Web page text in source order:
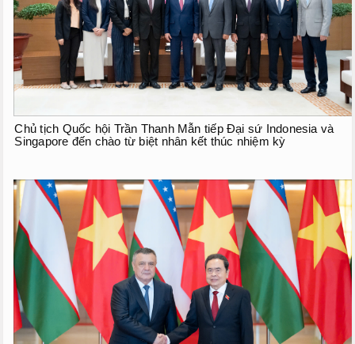
Chủ tịch Quốc hội Trần Thanh Mẫn tiếp Đại sứ Indonesia và
Singapore đến chào từ biệt nhân kết thúc nhiệm kỳ